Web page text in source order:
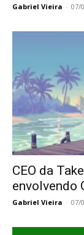
Gabriel Vieira - 07/
CEO da
envolvendo
Gabriel Vieira - 07/